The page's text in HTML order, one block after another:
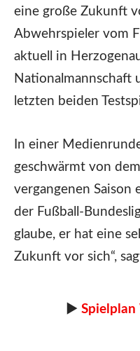
eine große Zukunft
Abwehrspieler vom
aktuell in
Nationalmannschaft
letzten beiden
In einer
geschwärmt von
vergangenen Saison
der Fußball-
glaube, er hat eine
Zukunft vor sich“,
►